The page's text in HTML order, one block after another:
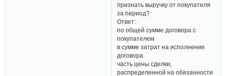
признать выручку от покупателя
за период?
Ответ:
по общей сумме договора с
покупателем
в сумме затрат на исполнение
договора
часть цены сделки,
распределенной на обязанности